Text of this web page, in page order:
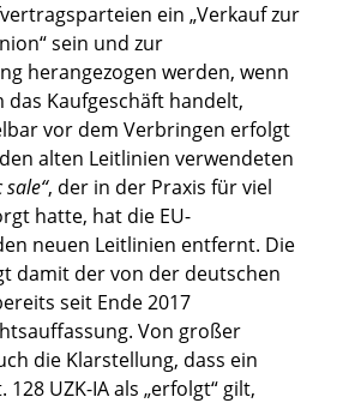
ein „Verkauf zur
sein und zur
herangezogen werden, wenn
das Kaufgeschäft handelt,
vor dem Verbringen erfolgt
alten Leitlinien verwendeten
, der in der Praxis für viel
hatte, hat die EU-
neuen Leitlinien entfernt. Die
damit der von der deutschen
seit Ende 2017
Von großer
die Klarstellung, dass ein
128 UZK-IA als „erfolgt“ gilt,